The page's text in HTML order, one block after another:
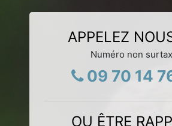
APPELEZ
Numéro non
09 70 14
OU ÊTRE